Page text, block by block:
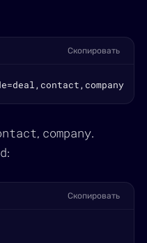
Скопировать
, company.
:
Скопировать